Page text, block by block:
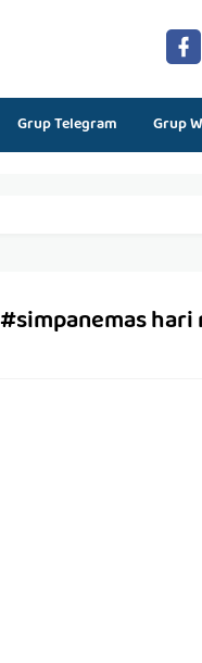
Grup Telegram Grup
hari